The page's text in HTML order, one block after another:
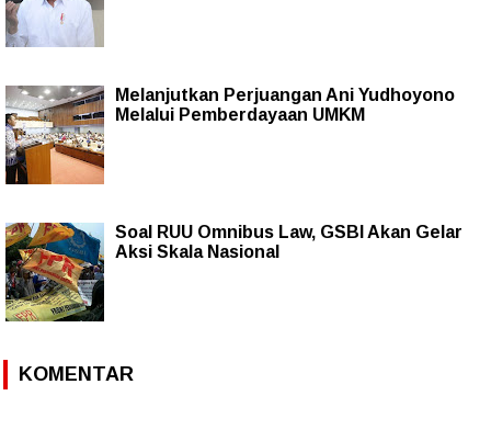
Melanjutkan Perjuangan Ani Yudhoyono
Melalui Pemberdayaan UMKM
Soal RUU Omnibus Law, GSBI Akan Gelar
Aksi Skala Nasional
KOMENTAR